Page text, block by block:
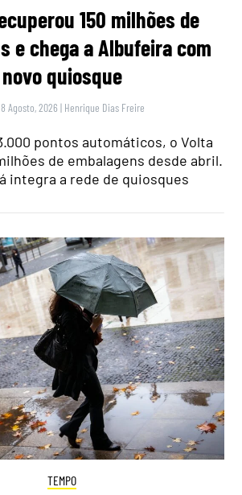
150 milhões de
e chega a Albufeira com
novo quiosque
Agosto, 2026 | Henrique Dias Freire
pontos automáticos, o Volta
de embalagens desde abril.
integra a rede de quiosques
TEMPO